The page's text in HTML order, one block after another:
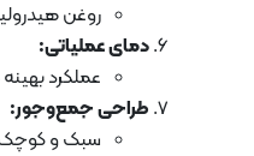
روغن
دمای عملیاتی:
عملکرد بهینه در دماهای
طراحی جمع‌وجور:
سبک و کوچک